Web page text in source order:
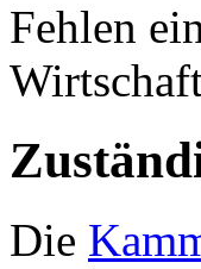
Fehlen
Die